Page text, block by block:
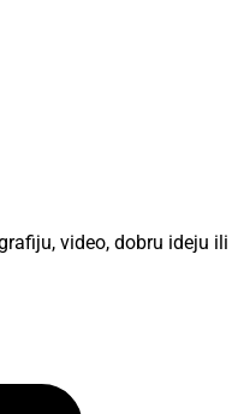
video, dobru ideju ili